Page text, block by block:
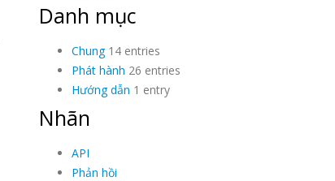
Danh mục
Chung14 entries
Phát hành 26 entries
Hướng dẫn 1 entry
Nhãn
API
Phản hồi